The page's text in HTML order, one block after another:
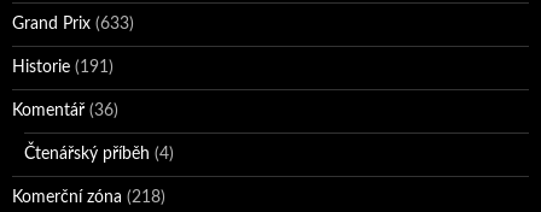
Grand Prix (633)
Historie (191)
Komentář (36)
Čtenářský příběh (4)
Komerční zóna (218)